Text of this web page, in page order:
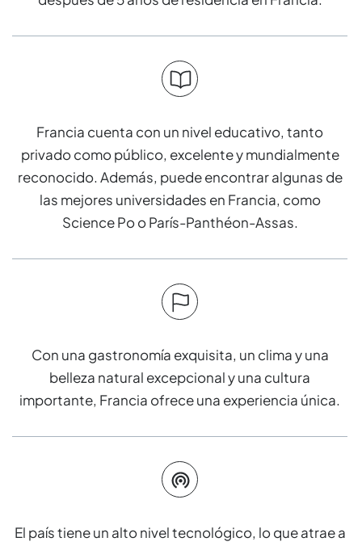
Francia cuenta con un nivel educativo, tanto
privado como público, excelente y mundialmente
reconocido. Además, puede encontrar algunas de
las mejores universidades en Francia, como
Science Po o París-Panthéon-Assas.
Con una gastronomía exquisita, un clima y una
belleza natural excepcional y una cultura
importante, Francia ofrece una experiencia única.
El país tiene un alto nivel tecnológico, lo que atrae a